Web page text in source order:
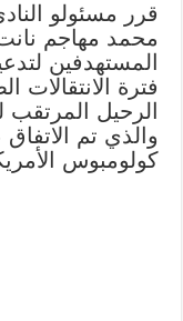
قرر مسئولو
محمد مهاجم
المستهدفين
فترة الانتقالات
الرحيل
والذي تم
كولومبوس